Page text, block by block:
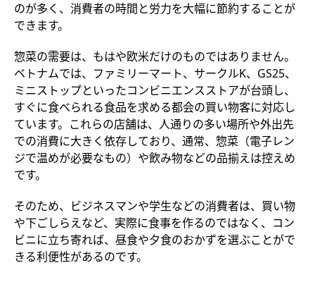
のが多く、消費者の時間と労力を大幅に節約することが
できます。
惣菜の需要は、もはや欧米だけのものではありません。
ベトナムでは、ファミリーマート、サークルK、GS25、
ミニストップといったコンビニエンスストアが台頭し、
すぐに食べられる食品を求める都会の買い物客に対応し
ています。これらの店舗は、人通りの多い場所や外出先
での消費に大きく依存しており、通常、惣菜（電子レン
ジで温めが必要なもの）や飲み物などの品揃えは控えめ
です。
そのため、ビジネスマンや学生などの消費者は、買い物
や下ごしらえなど、実際に食事を作るのではなく、コン
ビニに立ち寄れば、昼食や夕食のおかずを選ぶことがで
きる利便性があるのです。